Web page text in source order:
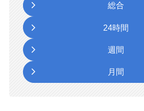
総合
24時間
週間
月間